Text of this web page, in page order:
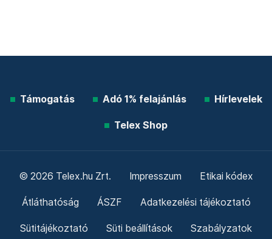
Támogatás Adó 1% felajánlás Hírlevelek
Telex Shop
© 2026 Telex.hu Zrt. Impresszum Etikai kódex
Átláthatóság ÁSZF Adatkezelési tájékoztató
Sütitájékoztató Süti beállítások Szabályzatok